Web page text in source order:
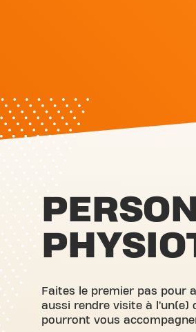
Faites le premier pas pour
aussi rendre visite à l’un(e)
pourront vous